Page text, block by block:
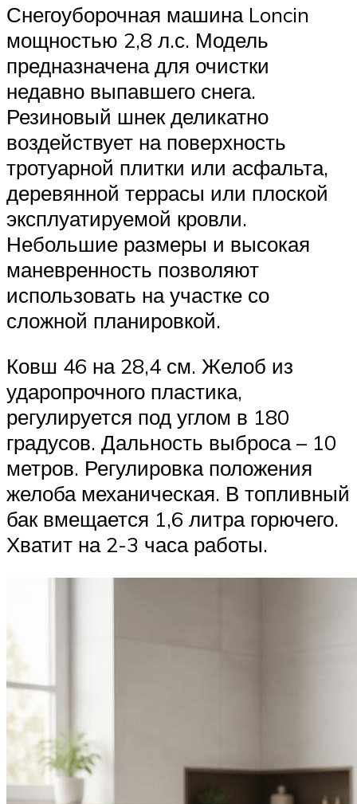
Снегоуборочная машина Loncin
мощностью 2,8 л.с. Модель
предназначена для очистки
недавно выпавшего снега.
Резиновый шнек деликатно
воздействует на поверхность
тротуарной плитки или асфальта,
деревянной террасы или плоской
эксплуатируемой кровли.
Небольшие размеры и высокая
маневренность позволяют
использовать на участке со
сложной планировкой.
Ковш 46 на 28,4 см. Желоб из
ударопрочного пластика,
регулируется под углом в 180
градусов. Дальность выброса – 10
метров. Регулировка положения
желоба механическая. В топливный
бак вмещается 1,6 литра горючего.
Хватит на 2-3 часа работы.